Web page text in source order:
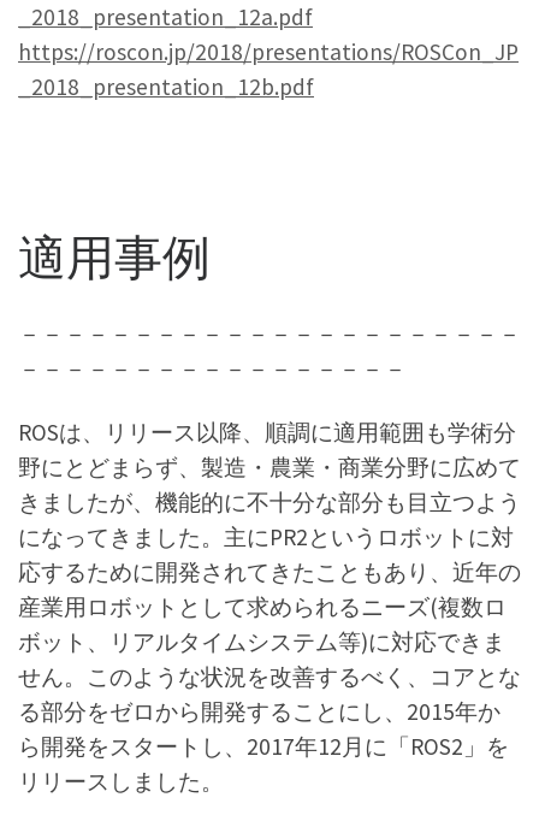
_2018_presentation_12a.pdf
https://roscon.jp/2018/presentations/ROSCon_JP
_2018_presentation_12b.pdf
適用事例
－－－－－－－－－－－－－－－－－－－－－－
－－－－－－－－－－－－－－－－－
ROSは、リリース以降、順調に適用範囲も学術分
野にとどまらず、製造・農業・商業分野に広めて
きましたが、機能的に不十分な部分も目立つよう
になってきました。主にPR2というロボットに対
応するために開発されてきたこともあり、近年の
産業用ロボットとして求められるニーズ(複数ロ
ボット、リアルタイムシステム等)に対応できま
せん。このような状況を改善するべく、コアとな
る部分をゼロから開発することにし、2015年か
ら開発をスタートし、2017年12月に「ROS2」を
リリースしました。